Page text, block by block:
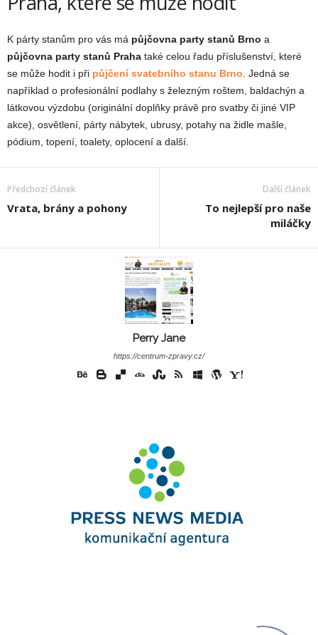
K párty stanům pro vás má půjčovna party stanů Brno a
půjčovna party stanů Praha také celou řadu příslušenství, které
se může hodit i při půjčení svatebního stanu Brno . Jedná se
například o profesionální podlahy s železným roštem, baldachýn a
látkovou výzdobu (originální doplňky právě pro svatby či jiné VIP
akce), osvětlení, párty nábytek, ubrusy, potahy na židle mašle,
pódium, topení, toalety, oplocení a další.
Předchozí článek
Vrata, brány a pohony
Další článek
To nejlepší pro naše
miláčky
Perry Jane
https://centrum-zpravy.cz/